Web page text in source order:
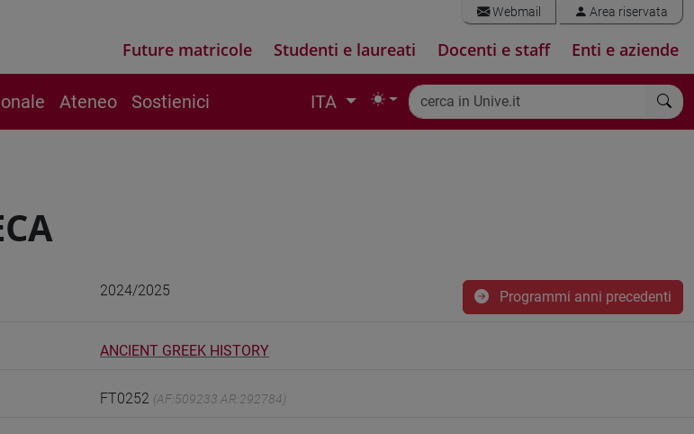
Webmail Area riservata
Future matricole Studenti e laureati Docenti e staff Enti e aziende
Ateneo Sostienici ITA
2024/2025 Programmi anni precedenti
ANCIENT GREEK HISTORY
FT0252 (AF:509233 AR:292784)